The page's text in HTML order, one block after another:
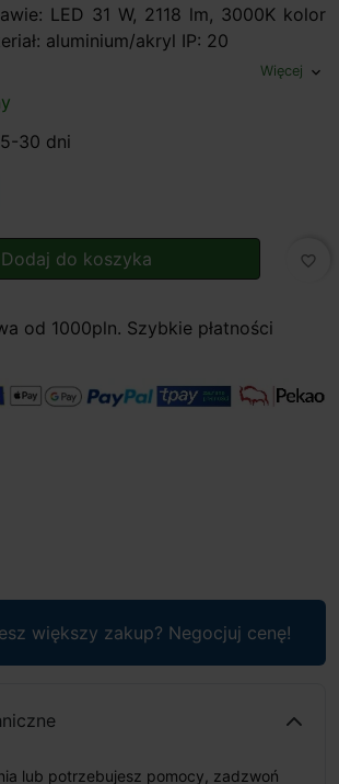
LED 31 W, 2118 lm, 3000K kolor
aluminium/akryl IP: 20
Więcej expand_more
30 dni
Dodaj do koszyka favorite_border
od 1000pln. Szybkie płatności
większy zakup? Negocjuj cenę!
lub potrzebujesz pomocy, zadzwoń